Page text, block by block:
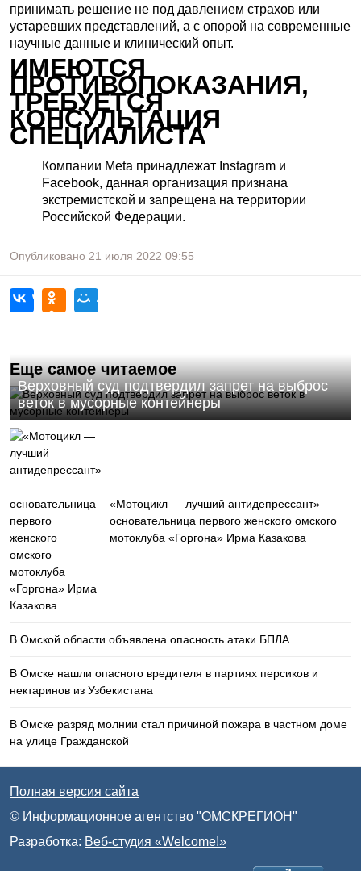
принимать решение не под давлением страхов или
устаревших представлений, а с опорой на современные
научные данные и клинический опыт.
ИМЕЮТСЯ
ПРОТИВОПОКАЗАНИЯ,
ТРЕБУЕТСЯ
КОНСУЛЬТАЦИЯ
СПЕЦИАЛИСТА
Компании Meta принадлежат Instagram и
Facebook, данная организация признана
экстремистской и запрещена на территории
Российской Федерации.
Опубликовано 21 июля 2022 09:55
Еще самое читаемое
Верховный суд подтвердил запрет на выброс
веток в мусорные контейнеры
«Мотоцикл — лучший антидепрессант» —
основательница первого женского омского
мотоклуба «Горгона» Ирма Казакова
В Омской области объявлена опасность атаки БПЛА
В Омске нашли опасного вредителя в партиях персиков и
нектаринов из Узбекистана
В Омске разряд молнии стал причиной пожара в частном доме
на улице Гражданской
Полная версия сайта
© Информационное агентство "ОМСКРЕГИОН"
Разработка: Веб-студия «Welcome!»